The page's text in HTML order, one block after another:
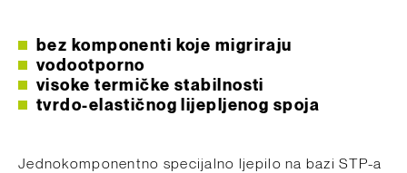
bez komponenti koje migriraju
vodootporno
visoke termičke stabilnosti
tvrdo-elastičnog lijepljenog spoja
Jednokomponentno specijalno ljepilo na bazi STP-a